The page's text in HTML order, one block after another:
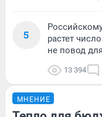
5
растет
не повод
13 394
МНЕНИЕ